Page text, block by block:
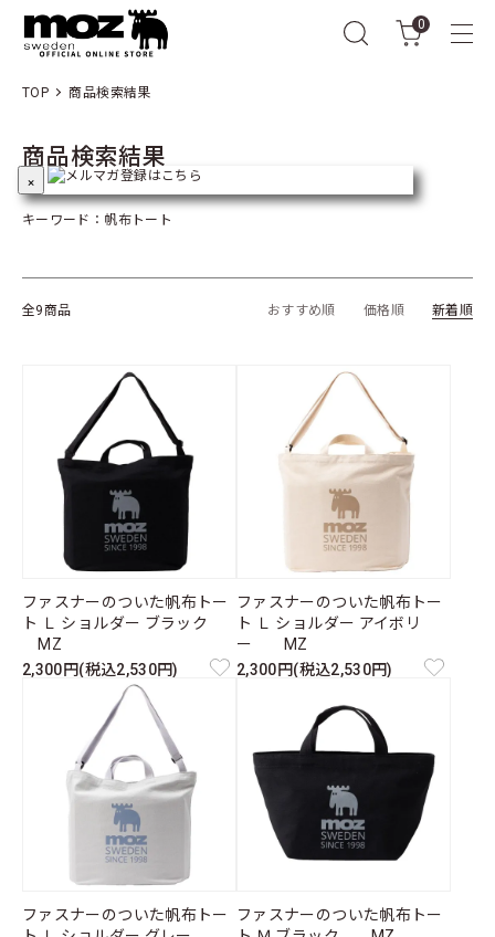
0
TOP 商品検索結果
商品検索結果
キーワード：帆布トート
全9商品 おすすめ順 価格順 新着順
ファスナーのついた帆布トー
ト Ｌ ショルダー ブラック
MZ
2,300円(税込2,530円)
ファスナーのついた帆布トー
ト Ｌ ショルダー アイボリ
ー MZ
2,300円(税込2,530円)
ファスナーのついた帆布トー
ファスナーのついた帆布トー
×